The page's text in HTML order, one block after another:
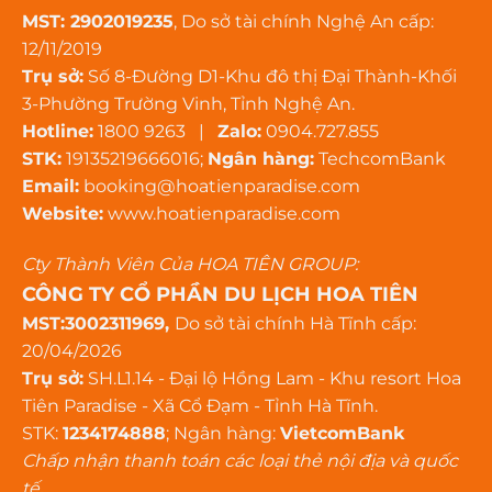
Nội thất được trang bị đầy đủ tiện nghi.
Phòng khách, phòng ngủ đều bố trí rất
khoa học.
Khu bếp rộng rãi, phù hợp với mọi nhu cầu.
Không Gian Nghỉ Dưỡng Lý Tưởng
Villa & Homestay có không gian yên tĩnh,
gần gũi thiên nhiên.
trong lành.
Bình minh và hoàng hôn ở đây rất đẹp.
Âm thanh sóng biển mang đến sự thư thái.
Tiện Ích Đa Dạng Và Đẳng Cấp
Khu nghỉ dưỡng có nhiều tiện ích hấp dẫn.
Hồ bơi ngoài trời giúp du khách thư giãn tối
đa.
MST: 2902019235, Do sở tài chính Nghệ An cấp:
12/11/2019
Trụ sở: Số 8-Đường D1-Khu đô thị Đại Thành-Khối
3-Phường Trường Vinh, Tỉnh Nghệ An.
Hotline: 1800 9263 | Zalo: 0904.727.855
STK: 19135219666016; Ngân hàng: TechcomBank
Email: booking@hoatienparadise.com
Website: www.hoatienparadise.com
Cty Thành Viên Của HOA TIÊN GROUP:
CÔNG TY CỔ PHẦN DU LỊCH HOA TIÊN
MST:3002311969, Do sở tài chính Hà Tĩnh cấp:
20/04/2026
Trụ sở: SH.L1.14 - Đại lộ Hồng Lam - Khu resort Hoa
Tiên Paradise - Xã Cổ Đạm - Tỉnh Hà Tĩnh.
STK: 1234174888; Ngân hàng: VietcomBank
Chấp nhận thanh toán các loại thẻ nội địa và quốc